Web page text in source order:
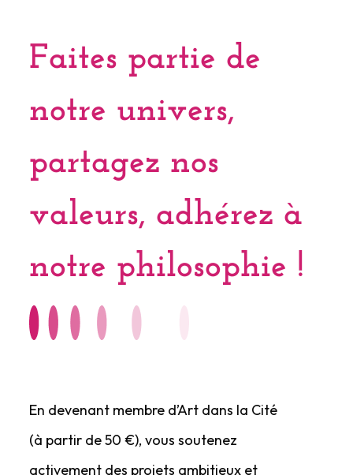
Faites partie de
notre univers,
partagez nos
valeurs, adhérez à
notre philosophie !
En devenant membre d’Art dans la Cité
(à partir de 50 €), vous soutenez
activement des projets ambitieux et